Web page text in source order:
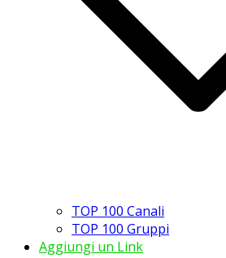
TOP 100 Canali
TOP 100 Gruppi
Aggiungi un Link